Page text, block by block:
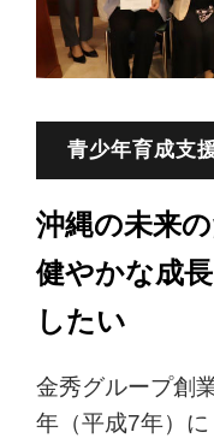
青少年育成支
沖縄の未来の
健やかな成
したい
金秀グループ創
年（平成7年）